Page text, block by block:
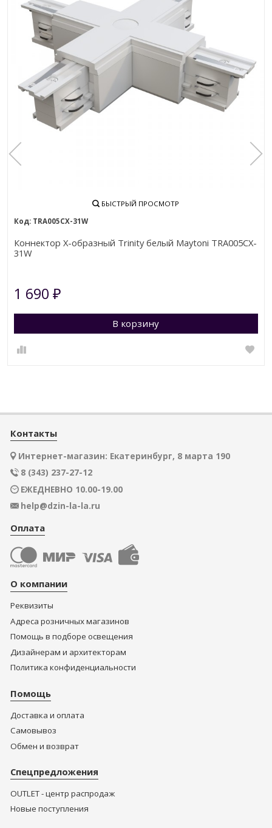
БЫСТРЫЙ ПРОСМОТР
TRA005CX-31W
Коннектор Х-образный Trinity белый Maytoni TRA005CX-
31W
1 690₽
В корзину
Контакты
Интернет-магазин: Екатеринбург, 8 марта 190
8 (343) 237-27-12
ЕЖЕДНЕВНО 10.00-19.00
help@dzin-la-la.ru
Оплата
О компании
Реквизиты
Адреса розничных магазинов
Помощь в подборе освещения
Дизайнерам и архитекторам
Политика конфиденциальности
Помощь
Доставка и оплата
Самовывоз
Обмен и возврат
Спецпредложения
OUTLET - центр распродаж
Новые поступления